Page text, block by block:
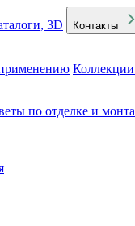
3D Контакты
Коллекции
по отделке и